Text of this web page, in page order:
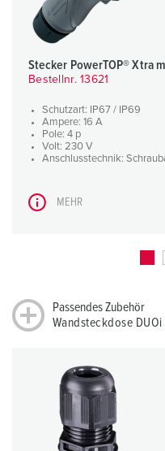
Stecker PowerTOP® Xtra
Bestellnr. 13621
Schutzart: IP67 / IP69
Ampere: 16 A
Pole: 4 p
Volt: 230 V
Anschlusstechnik:
MEHR
Passendes Zubehör
Wandsteckdose DUOi